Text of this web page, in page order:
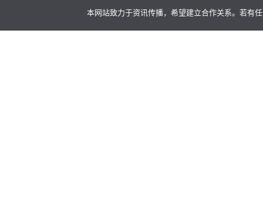
本网站致力于资讯传播，希望建立合作关系。若有